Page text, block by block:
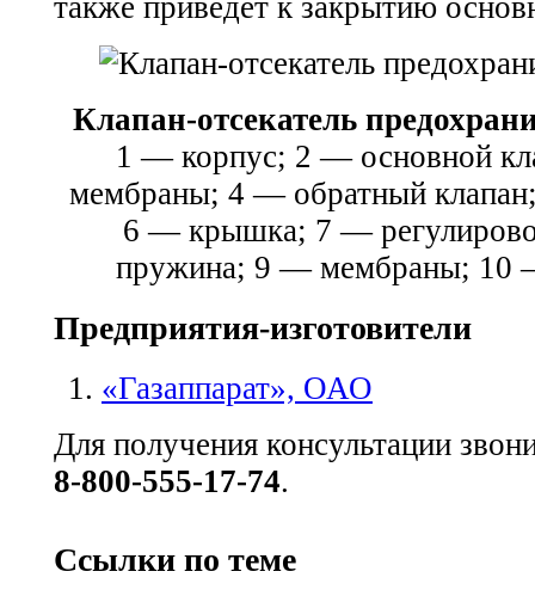
также приведет к закрытию
Клапан-отсекатель
1 — корпус; 2 — основной
мембраны; 4 — обратный
6 — крышка; 7 —
пружина; 9 — мембраны; 10
Предприятия-изготовители
«Газаппарат», ОАО
Для получения консультации
8-800-555-17-74.
Ссылки по теме